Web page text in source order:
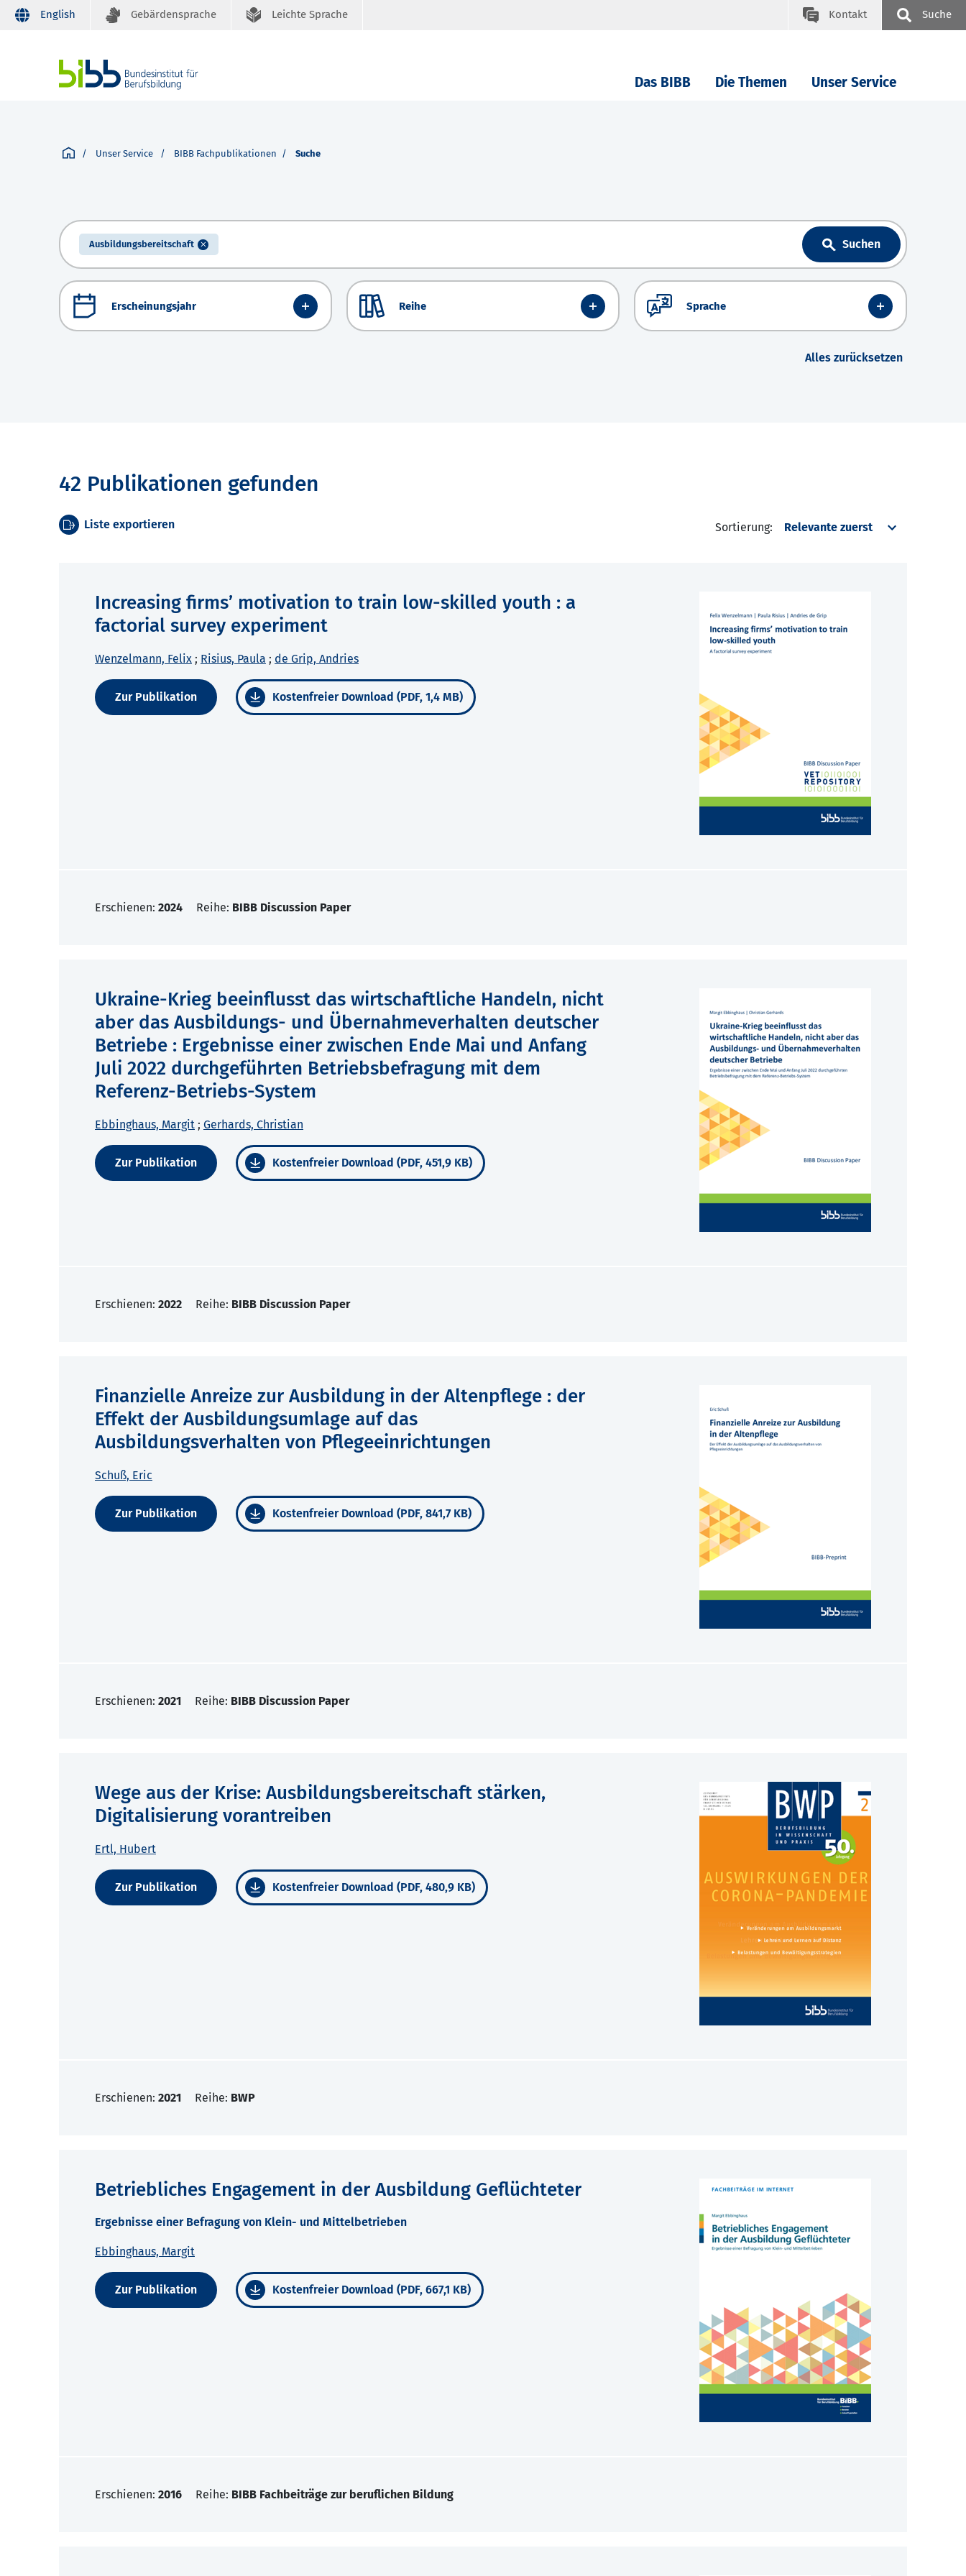
English Gebärdensprache Leichte Sprache Kontakt Suche
Das BIBB Die Themen Unser Service
Unser Service BIBB Fachpublikationen Suche
Ausbildungsbereitschaft Suchen
Erscheinungsjahr Reihe Sprache
Alles zurücksetzen
42 Publikationen gefunden
Liste exportieren Sortierung:
Increasing firms’ motivation to train low-skilled youth : a
factorial survey experiment
Wenzelmann, Felix ; Risius, Paula ; de Grip, Andries
Zur Publikation Kostenfreier Download (PDF, 1,4 MB)
Erschienen: 2024 Reihe: BIBB Discussion Paper
Ukraine-Krieg beeinflusst das wirtschaftliche Handeln, nicht
aber das Ausbildungs- und Übernahmeverhalten deutscher
Betriebe : Ergebnisse einer zwischen Ende Mai und Anfang
Juli 2022 durchgeführten Betriebsbefragung mit dem
Referenz-Betriebs-System
Ebbinghaus, Margit ; Gerhards, Christian
Zur Publikation Kostenfreier Download (PDF, 451,9 KB)
Erschienen: 2022 Reihe: BIBB Discussion Paper
Finanzielle Anreize zur Ausbildung in der Altenpflege : der
Effekt der Ausbildungsumlage auf das
Ausbildungsverhalten von Pflegeeinrichtungen
Schuß, Eric
Zur Publikation Kostenfreier Download (PDF, 841,7 KB)
Erschienen: 2021 Reihe: BIBB Discussion Paper
Wege aus der Krise: Ausbildungsbereitschaft stärken,
Digitalisierung vorantreiben
Ertl, Hubert
Zur Publikation Kostenfreier Download (PDF, 480,9 KB)
Erschienen: 2021 Reihe: BWP
Betriebliches Engagement in der Ausbildung Geflüchteter
Ergebnisse einer Befragung von Klein- und Mittelbetrieben
Ebbinghaus, Margit
Zur Publikation Kostenfreier Download (PDF, 667,1 KB)
Erschienen: 2016 Reihe: BIBB Fachbeiträge zur beruflichen Bildung